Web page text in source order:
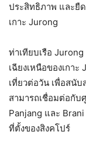
ประสิทธิภาพ และยื
เกาะ Jurong
ท่าเทียบเรือ
เฉียงเหนือของเกา
เที่ยวต่อวัน เพื่อสนับ
สามารถเชื่อมต่อกับ
Panjang และ
ที่ตั้งของสิงคโปร์